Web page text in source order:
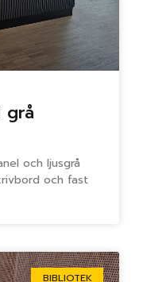
grå
och ljusgrå
och fast
BIBLIOTEK